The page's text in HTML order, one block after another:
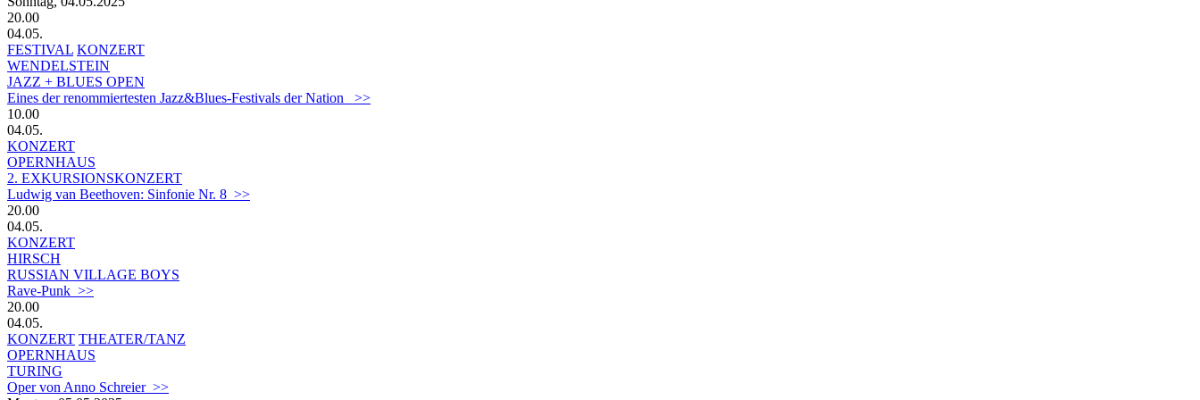
20.00
04.05.
FESTIVAL KONZERT
WENDELSTEIN
JAZZ + BLUES OPEN
Eines der renommiertesten Jazz&Blues-Festivals der Nation >>
10.00
04.05.
KONZERT
OPERNHAUS
2. EXKURSIONSKONZERT
Ludwig van Beethoven: Sinfonie Nr. 8 >>
20.00
04.05.
KONZERT
HIRSCH
RUSSIAN VILLAGE BOYS
Rave-Punk >>
20.00
04.05.
KONZERT THEATER/TANZ
OPERNHAUS
TURING
Oper von Anno Schreier >>